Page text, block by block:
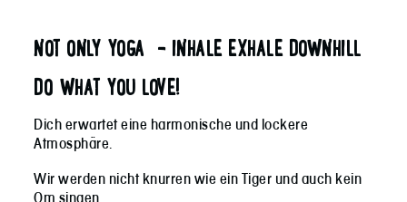
NOT ONLY YOGA –INHALE EXHALE DOWNHILL
DO WHAT YOU LOVE!
Dich erwartet eine harmonische und lockere
Atmosphäre.
Wir werden nicht knurren wie ein Tiger und auch kein